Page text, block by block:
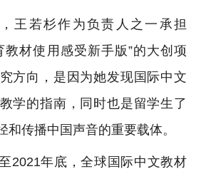
王若杉作为负责人之一承担
教材使用感受新手版”的大创项
方向，是因为她发现国际中文
学的指南，同时也是留学生了
和传播中国声音的重要载体。
2021年底，全球国际中文教材